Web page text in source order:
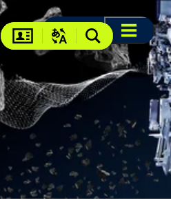
Kontakt
Sprache ändern
DE EN FR
US
Suche
Suche
Suche Menü öffnen